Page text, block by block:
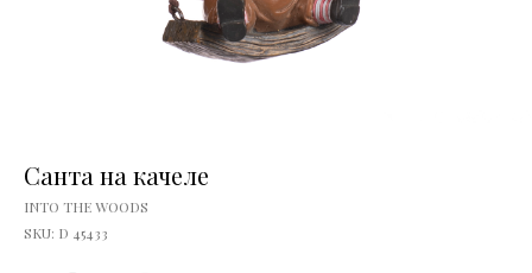
Санта на качеле
INTO THE WOODS
SKU: D 45433